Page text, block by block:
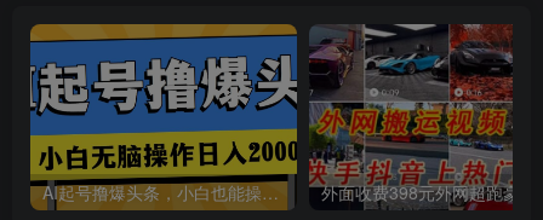
AI起号撸爆头条，小白也能操作，日入2000+